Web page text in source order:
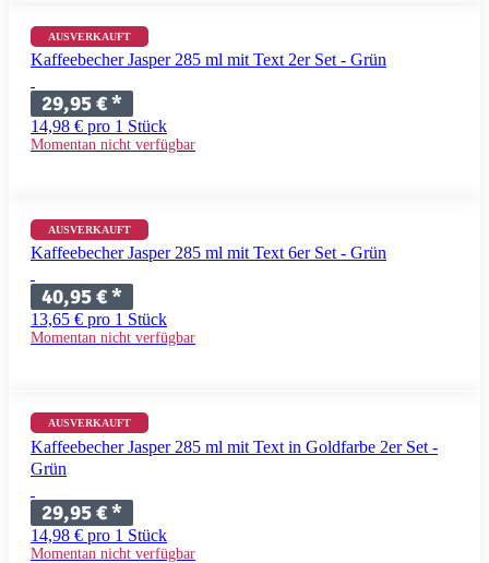
AUSVERKAUFT
+ 11 Variationen
Kaffeebecher Jasper 285 ml mit Text 2er Set - Grün
29,95 €*
14,98 € pro 1 Stück
Momentan nicht verfügbar
AUSVERKAUFT
+ 11 Variationen
Kaffeebecher Jasper 285 ml mit Text 6er Set - Grün
40,95 €*
13,65 € pro 1 Stück
Momentan nicht verfügbar
AUSVERKAUFT
+ 11 Variationen
Kaffeebecher Jasper 285 ml mit Text in Goldfarbe 2er Set -
Grün
29,95 €*
14,98 € pro 1 Stück
Momentan nicht verfügbar